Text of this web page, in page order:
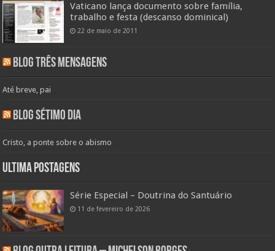
Vaticano lança documento sobre família,
trabalho e festa (descanso dominical)
22 de maio de 2011
Blog Três Mensagens
Até breve, pai
Blog Sétimo Dia
Cristo, a ponte sobre o abismo
Ultima Postagens
Série Especial – Doutrina do Santuário
11 de fevereiro de 2026